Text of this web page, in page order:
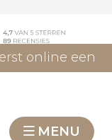
online een
MENU